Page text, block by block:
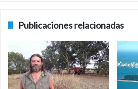
Publicaciones relacionadas